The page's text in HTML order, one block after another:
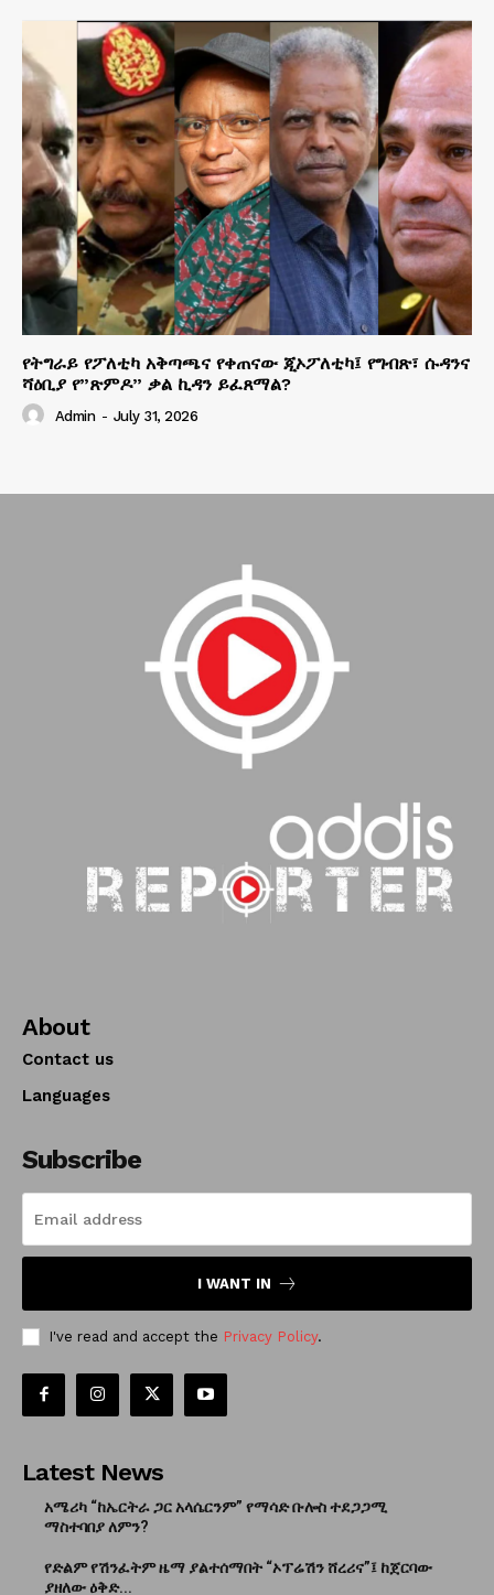
የትግራይ የፖለቲካ አቅጣጫና የቀጠናው ጂኦፖለቲካ፤ የግብጽ፣ ሱዳንና
ሻዕቢያ የ”ጽምዶ” ቃል ኪዳን ይፈጸማል?
Admin - July 31, 2026
About
Contact us
Languages
Subscribe
I WANT IN
I've read and accept the Privacy Policy.
Latest News
አሜሪካ “ከኤርትራ ጋር አላሴርንም” የማሳድ ቡሎስ ተደጋጋሚ
ማስተባበያ ለምን?
የድልም የሽንፈትም ዜማ ያልተሰማበት “ኦፕሬሽን ሸረሪና”፤ ከጀርባው
ያዘለው ዕቅድ...